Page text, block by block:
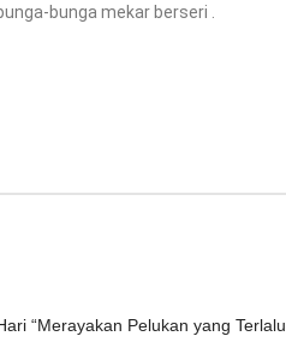
bunga mekar berseri .
“Merayakan Pelukan yang Terlalu